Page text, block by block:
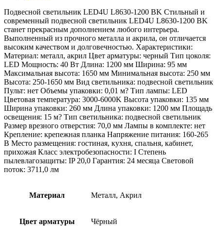
Подвесной светильник LED4U L8630-1200 BK Стильный и
современный подвесной светильник LED4U L8630-1200 BK
станет прекрасным дополнением любого интерьера.
Выполненный из прочного металла и акрила, он отличается
высоким качеством и долговечностью. Характеристики:
Материал: металл, акрил Цвет арматуры: черный Тип цоколя:
LED Мощность: 40 Вт Длина: 1200 мм Ширина: 95 мм
Максимальная высота: 1650 мм Минимальная высота: 250 мм
Высота: 250-1650 мм Вид светильника: подвесной светильник
Пульт: нет Объемы упаковки: 0,01 м? Тип лампы: LED
Цветовая температура: 3000-6000K Высота упаковки: 135 мм
Ширина упаковки: 260 мм Длина упаковки: 1200 мм Площадь
освещения: 15 м? Тип светильника: подвесной светильник
Размер врезного отверстия: 70,0 мм Лампы в комплекте: нет
Крепление: крепежная планка Напряжение питания: 160-265
В Место размещения: гостиная, кухня, спальня, кабинет,
прихожая Класс электробезопасности: I Степень
пылевлагозащиты: IP 20,0 Гарантия: 24 месяца Световой
поток: 3711,0 лм
Материал Металл, Акрил
Цвет арматуры Чёрный